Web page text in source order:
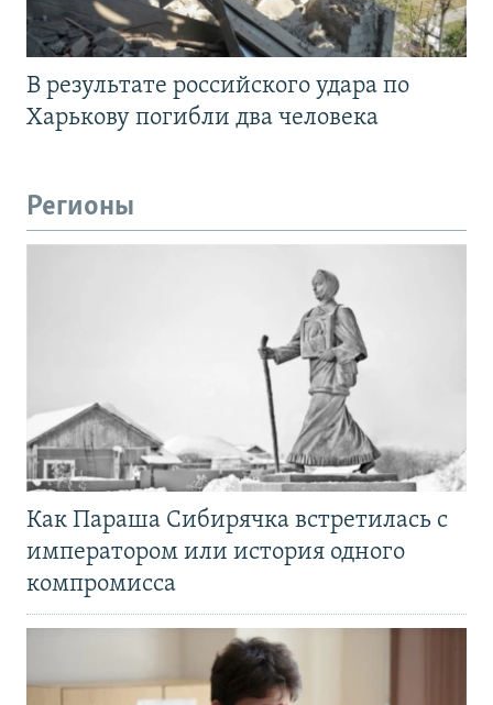
В результате российского удара по
Харькову погибли два человека
Регионы
Как Параша Сибирячка встретилась с
императором или история одного
компромисса